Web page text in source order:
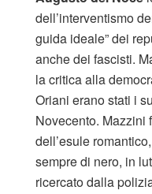
dell’interventismo
guida ideale” dei
anche dei fascisti.
la critica alla
Oriani erano stati i
Novecento. Mazzini
dell’esule
sempre di nero, in
ricercato dalla